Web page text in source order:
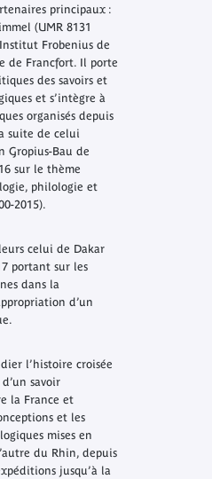
principaux :
(UMR 8131
Frobenius de
de Francfort. Il porte
des savoirs et
et s’intègre à
organisés depuis
suite de celui
Gropius-Bau de
sur le thème
philologie et
2015).
celui de Dakar
portant sur les
dans la
d’un
l’histoire croisée
savoir
la France et
et les
mises en
du Rhin, depuis
jusqu’à la